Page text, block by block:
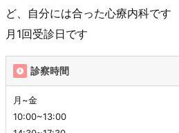
ど、自分には合った心療内科です
月1回受診日です
診察時間
月~金
10:00~13:00